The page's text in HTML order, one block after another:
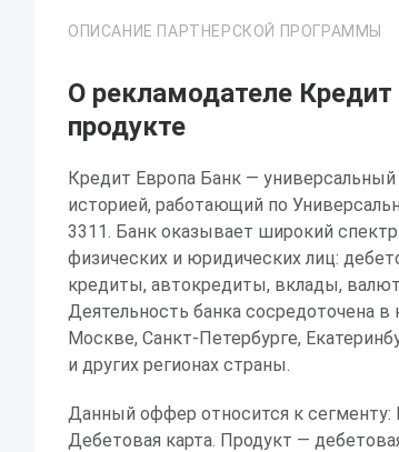
ОПИСАНИЕ ПАРТНЕРСКОЙ ПРОГРАММЫ
О рекламодателе Кредит
продукте
Кредит Европа Банк —
историей, работающий по
3311. Банк оказывает широкий
физических и юридических лиц:
кредиты, автокредиты, вклады,
Деятельность банка сосредоточена
Москве, Санкт-Петербурге,
и других регионах страны.
Данный оффер относится к
Дебетовая карта. Продукт —